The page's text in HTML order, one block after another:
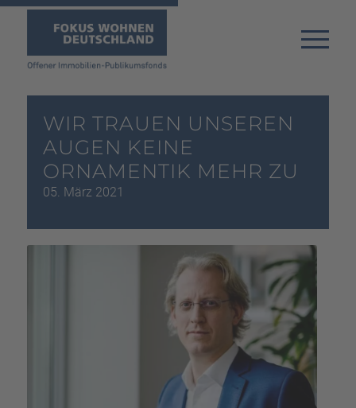
WIR TRAUEN UNSEREN
AUGEN KEINE
ORNAMENTIK MEHR ZU
05. März 2021